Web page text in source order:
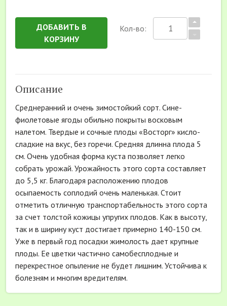
ДОБАВИТЬ В
КОРЗИНУ
Кол-во:
Описание
Среднеранний и очень зимостойкий сорт. Сине-
фиолетовые ягоды обильно покрыты восковым
налетом. Твердые и сочные плоды «Восторг» кисло-
сладкие на вкус, без горечи. Средняя длинна плода 5
см. Очень удобная форма куста позволяет легко
собрать урожай. Урожайность этого сорта составляет
до 5,5 кг. Благодаря расположению плодов
осыпаемость соплодий очень маленькая. Стоит
отметить отличную транспортабельность этого сорта
за счет толстой кожицы упругих плодов. Как в высоту,
так и в ширину куст достигает примерно 140-150 см.
Уже в первый год посадки жимолость дает крупные
плоды. Ее цветки частично самобесплодные и
перекрестное опыление не будет лишним. Устойчива к
болезням и многим вредителям.